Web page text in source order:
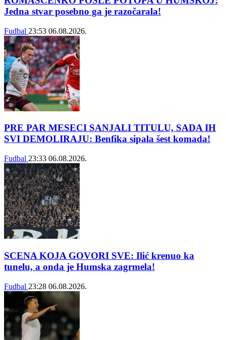
Jedna stvar posebno ga je razočarala!
Fudbal 23:53 06.08.2026.
PRE PAR MESECI SANJALI TITULU, SADA IH
SVI DEMOLIRAJU: Benfika sipala šest komada!
Fudbal 23:33 06.08.2026.
SCENA KOJA GOVORI SVE: Ilić krenuo ka
tunelu, a onda je Humska zagrmela!
Fudbal 23:28 06.08.2026.